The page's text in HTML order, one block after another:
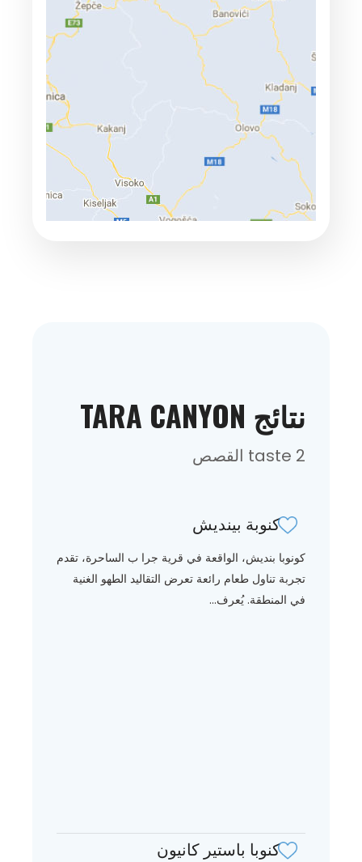
نتائج TARA CANYON
2 taste القصص
كنوبة بينديش
كونوبا بنديش، الواقعة في قرية جرا ب الساحرة، تقدم
تجربة تناول طعام رائعة تعرض التقاليد الطهو الغنية
في المنطقة. يُعرف...
كنوبا باستير كانيون